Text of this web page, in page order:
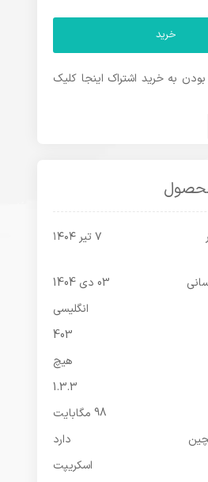
خرید
به خرید اشتراک اینجا کلیک
۷ تیر ۱۴۰۴
03 دی 1404
انگلیسی
403
هیچ
1.3.3
98 مگابایت
دارد
اسکریپت